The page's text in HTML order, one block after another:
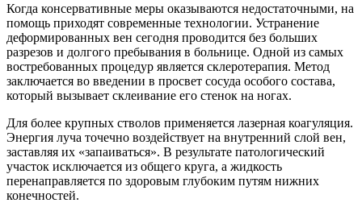
Когда консервативные меры оказываются недостаточными, на
помощь приходят современные технологии. Устранение
деформированных вен сегодня проводится без больших
разрезов и долгого пребывания в больнице. Одной из самых
востребованных процедур является склеротерапия. Метод
заключается во введении в просвет сосуда особого состава,
который вызывает склеивание его стенок на ногах.
Для более крупных стволов применяется лазерная коагуляция.
Энергия луча точечно воздействует на внутренний слой вен,
заставляя их «запаиваться». В результате патологический
участок исключается из общего круга, а жидкость
перенаправляется по здоровым глубоким путям нижних
конечностей.